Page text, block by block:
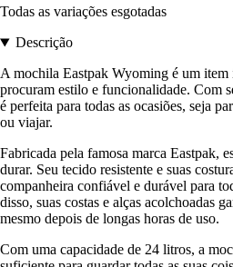
Todas as variações esgotadas
Descrição
A mochila Eastpak Wyoming é um item
procuram estilo e funcionalidade. Com
é perfeita para todas as ocasiões, seja
ou viajar.
Fabricada pela famosa marca Eastpak,
durar. Seu tecido resistente e suas
companheira confiável e durável para
disso, suas costas e alças acolchoadas
mesmo depois de longas horas de uso.
Com uma capacidade de 24 litros, a